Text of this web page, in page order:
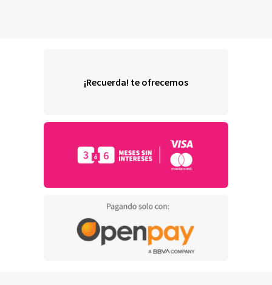
¡Recuerda! te ofrecemos